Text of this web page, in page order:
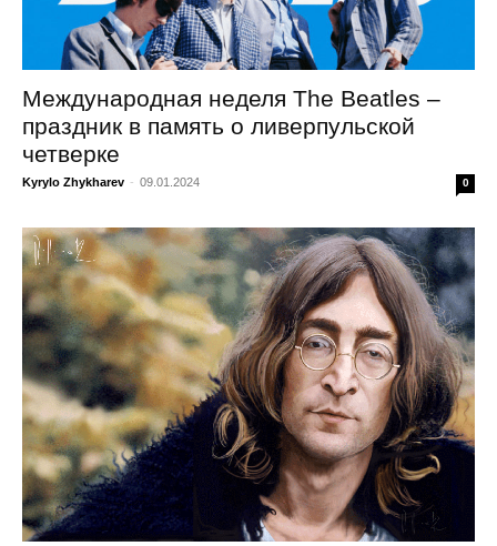
Международная неделя The Beatles –
праздник в память о ливерпульской
четверке
Kyrylo Zhykharev - 09.01.2024 0